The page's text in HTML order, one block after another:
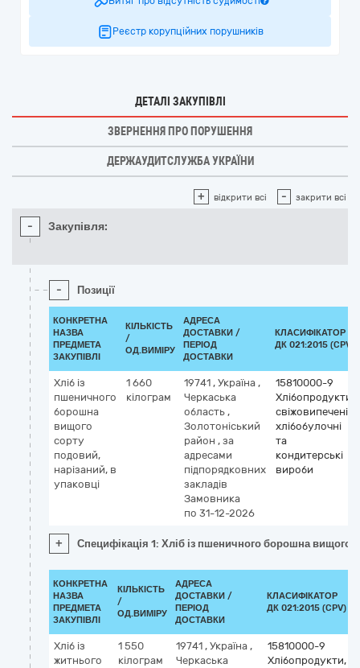
Реєстр корупційних порушників
ДЕТАЛІ ЗАКУПІВЛІ
ЗВЕРНЕННЯ ПРО ПОРУШЕННЯ
ДЕРЖАУДИТСЛУЖБА УКРАЇНИ
+ відкрити всі - закрити всі
- Закупівля:
- Позиції
КОНКРЕТНА
НАЗВА
ПРЕДМЕТА
ЗАКУПІВЛІ
КІЛЬКІСТЬ
/
ОД.ВИМІРУ
АДРЕСА
ДОСТАВКИ /
ПЕРІОД
ДОСТАВКИ
КЛАСИФІКАТОР
ДК 021:2015 (CPV)
Хліб із
пшеничного
борошна
вищого
сорту
подовий,
нарізаний, в
упаковці
1 660
кілограм
19741 , Україна ,
Черкаська
область ,
Золотоніський
район , за
адресами
підпорядковних
закладів
Замовника
по 31-12-2026
15810000-9
Хлібопродукти,
свіжовипечені
хлібобулочні
та
кондитерські
вироби
+ Специфікація 1: Хліб із пшеничного борошна вищого
КОНКРЕТНА
НАЗВА
ПРЕДМЕТА
ЗАКУПІВЛІ
КІЛЬКІСТЬ
/
ОД.ВИМІРУ
АДРЕСА
ДОСТАВКИ /
ПЕРІОД
ДОСТАВКИ
КЛАСИФІКАТОР
ДК 021:2015 (CPV)
Хліб із
житнього
1 550
кілограм
19741 , Україна ,
Черкаська
15810000-9
Хлібопродукти,